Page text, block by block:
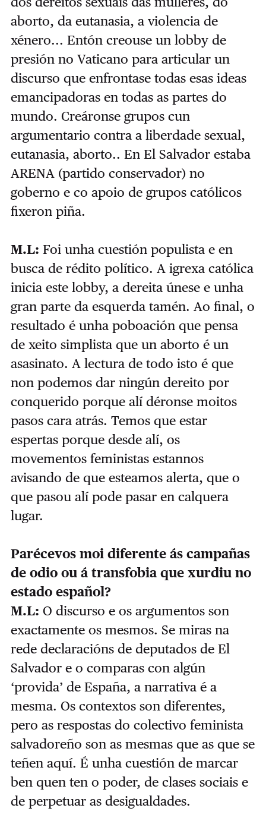
aborto, da eutanasia, a violencia de
xénero... Entón creouse un lobby de
presión no Vaticano para articular un
discurso que enfrontase todas esas ideas
emancipadoras en todas as partes do
mundo. Creáronse grupos cun
argumentario contra a liberdade sexual,
eutanasia, aborto.. En El Salvador estaba
ARENA (partido conservador) no
goberno e co apoio de grupos católicos
fixeron piña.
M.L: Foi unha cuestión populista e en
busca de rédito político. A igrexa católica
inicia este lobby, a dereita únese e unha
gran parte da esquerda tamén. Ao final, o
resultado é unha poboación que pensa
de xeito simplista que un aborto é un
asasinato. A lectura de todo isto é que
non podemos dar ningún dereito por
conquerido porque alí déronse moitos
pasos cara atrás. Temos que estar
espertas porque desde alí, os
movementos feministas estannos
avisando de que esteamos alerta, que o
que pasou alí pode pasar en calquera
lugar.
Parécevos moi diferente ás campañas
de odio ou á transfobia que xurdiu no
estado español?
M.L: O discurso e os argumentos son
exactamente os mesmos. Se miras na
rede declaracións de deputados de El
Salvador e o comparas con algún
‘provida’ de España, a narrativa é a
mesma. Os contextos son diferentes,
pero as respostas do colectivo feminista
salvadoreño son as mesmas que as que se
teñen aquí. É unha cuestión de marcar
ben quen ten o poder, de clases sociais e
de perpetuar as desigualdades.